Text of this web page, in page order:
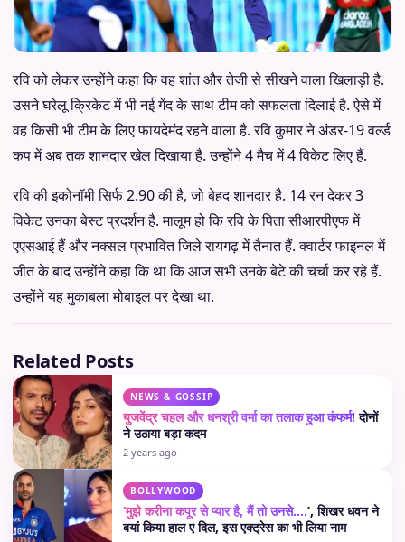
रवि को लेकर उन्होंने कहा कि वह शांत और तेजी से सीखने वाला खिलाड़ी है.
उसने घरेलू क्रिकेट में भी नई गेंद के साथ टीम को सफलता दिलाई है. ऐसे में
वह किसी भी टीम के लिए फायदेमंद रहने वाला है. रवि कुमार ने अंडर-19 वर्ल्ड
कप में अब तक शानदार खेल दिखाया है. उन्होंने 4 मैच में 4 विकेट लिए हैं.
रवि की इकोनॉमी सिर्फ 2.90 की है, जो बेहद शानदार है. 14 रन देकर 3
विकेट उनका बेस्ट प्रदर्शन है. मालूम हो कि रवि के पिता सीआरपीएफ में
एएसआई हैं और नक्सल प्रभावित जिले रायगढ़ में तैनात हैं. क्वार्टर फाइनल में
जीत के बाद उन्होंने कहा कि था कि आज सभी उनके बेटे की चर्चा कर रहे हैं.
उन्होंने यह मुकाबला मोबाइल पर देखा था.
Related Posts
NEWS & GOSSIP
युजवेंद्र चहल और धनश्री वर्मा का तलाक हुआ कंफर्म!दोनों
ने उठाया बड़ा कदम
2 years ago
BOLLYWOOD
‘मुझे करीना कपूर से प्यार है, मैं तो उनसे….’, शिखर धवन ने
बयां किया हाल ए दिल, इस एक्ट्रेस का भी लिया नाम